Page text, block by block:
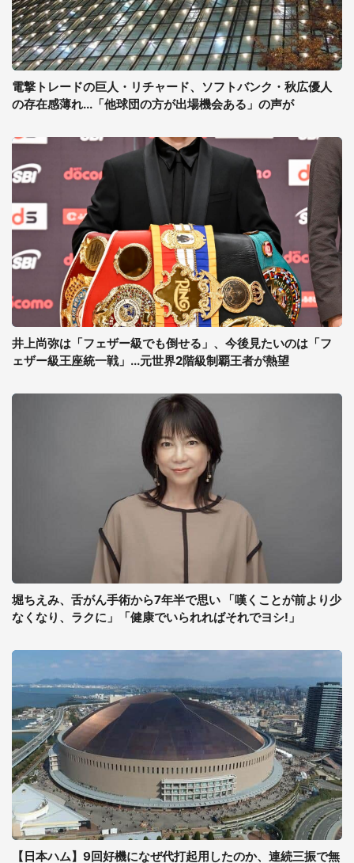
電撃トレードの巨人・リチャード、ソフトバンク・秋広優人
の存在感薄れ...「他球団の方が出場機会ある」の声が
井上尚弥は「フェザー級でも倒せる」、今後見たいのは「フ
ェザー級王座統一戦」...元世界2階級制覇王者が熱望
堀ちえみ、舌がん手術から7年半で思い 「嘆くことが前より少
なくなり、ラクに」「健康でいられればそれでヨシ!」
【日本ハム】9回好機になぜ代打起用したのか、連続三振で無